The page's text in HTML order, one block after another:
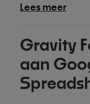
Lees meerover
Gravity
aan